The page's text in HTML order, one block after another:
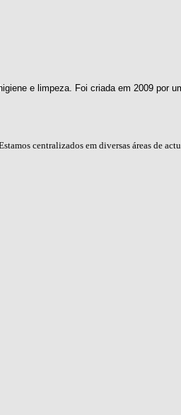
e limpeza. Foi criada em 2009 por
centralizados em diversas áreas de